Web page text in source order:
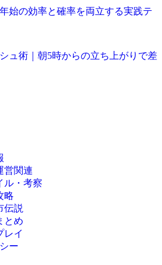
始の効率と確率を両立する実践テ
ュ術｜朝5時からの立ち上がりで差
営関連
ル・考察
略
伝説
とめ
レイ
ー